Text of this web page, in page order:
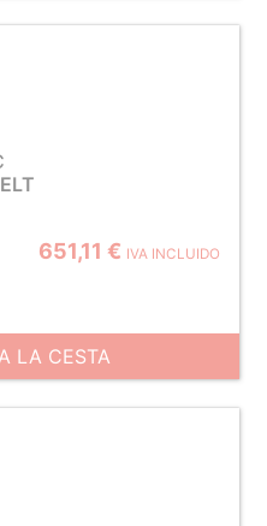
651,11 € IVA INCLUIDO
LA CESTA